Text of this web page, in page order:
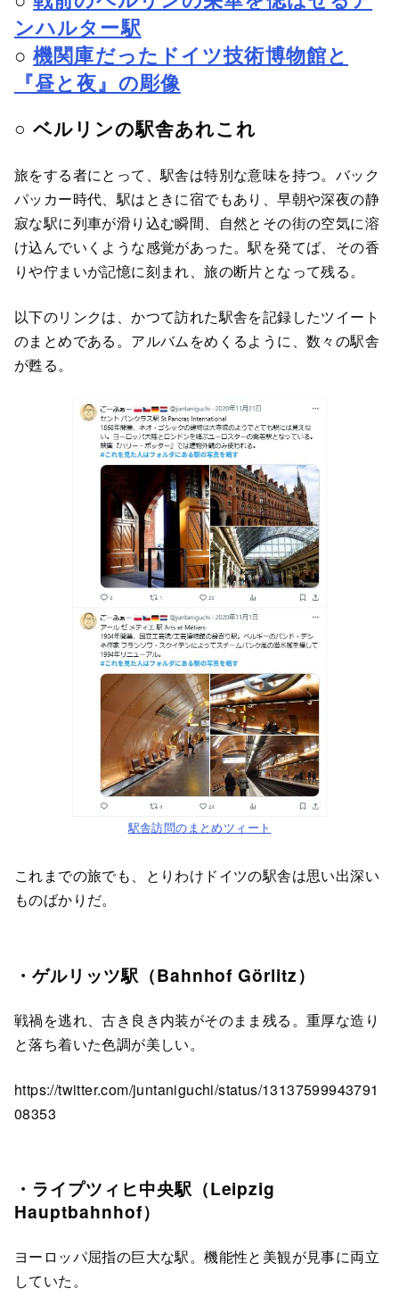
ンハルター駅
○機関庫だったドイツ技術博物館と
『昼と夜』の彫像
○ ベルリンの駅舎あれこれ
旅をする者にとって、駅舎は特別な意味を持つ。バック
パッカー時代、駅はときに宿でもあり、早朝や深夜の静
寂な駅に列車が滑り込む瞬間、自然とその街の空気に溶
け込んでいくような感覚があった。駅を発てば、その香
りや佇まいが記憶に刻まれ、旅の断片となって残る。
以下のリンクは、かつて訪れた駅舎を記録したツイート
のまとめである。アルバムをめくるように、数々の駅舎
が甦る。
駅舎訪問のまとめツィート
これまでの旅でも、とりわけドイツの駅舎は思い出深い
ものばかりだ。
・ゲルリッツ駅（Bahnhof Görlitz）
戦禍を逃れ、古き良き内装がそのまま残る。重厚な造り
と落ち着いた色調が美しい。
https://twitter.com/juntaniguchi/status/13137599943791
08353
・ライプツィヒ中央駅（Leipzig
Hauptbahnhof）
ヨーロッパ屈指の巨大な駅。機能性と美観が見事に両立
していた。